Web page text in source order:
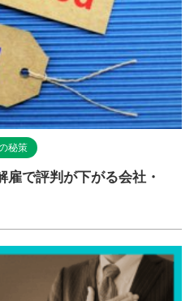
秘策
雇で評判が下がる会社・